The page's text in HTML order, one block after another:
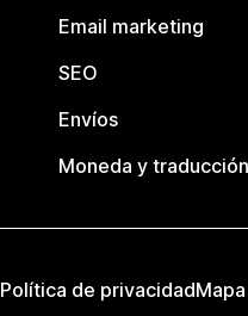
Email marketing
SEO
Envíos
Moneda y traducción
Política de privacidad